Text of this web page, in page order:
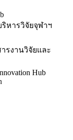
หารวิจัยจุฬาฯ
รงานวิจัยและ
Hub